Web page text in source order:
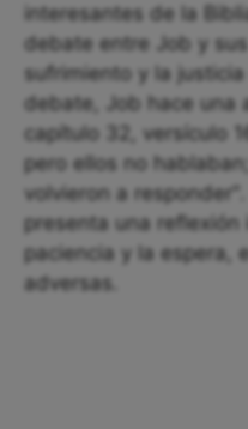
interesantes de la
debate entre Job y
sufrimiento y la
debate, Job hace una
capítulo 32, versículo
pero ellos no
volvieron a
presenta una
paciencia y la espera,
adversas.